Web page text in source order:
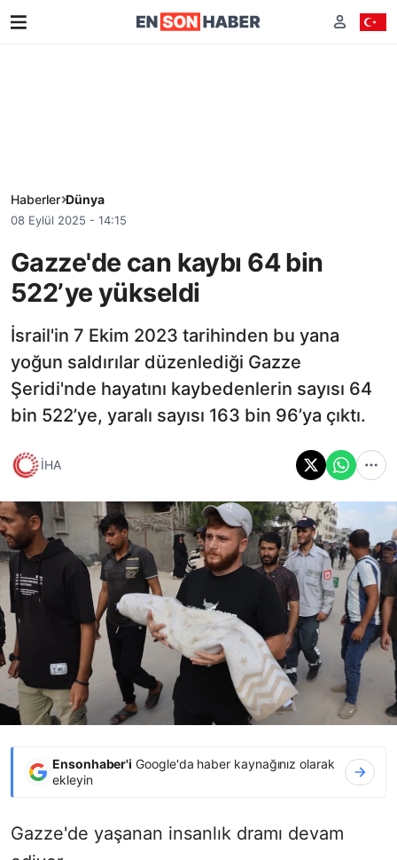
Haberler Dünya
08 Eylül 2025 - 14:15
Gazze'de can kaybı 64 bin
522’ye yükseldi
İsrail'in 7 Ekim 2023 tarihinden bu yana
yoğun saldırılar düzenlediği Gazze
Şeridi'nde hayatını kaybedenlerin sayısı 64
bin 522’ye, yaralı sayısı 163 bin 96’ya çıktı.
İHA
Ensonhaber'i Google'da haber kaynağınız olarak
ekleyin
Gazze'de yaşanan insanlık dramı devam